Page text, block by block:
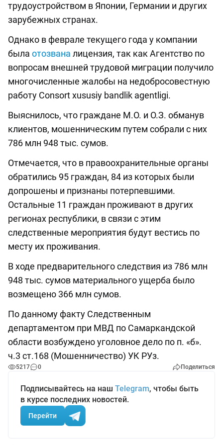
трудоустройством в Японии, Германии и других
зарубежных странах.
Однако в феврале текущего года у компании
была отозвана лицензия, так как Агентство по
вопросам внешней трудовой миграции получило
многочисленные жалобы на недобросовестную
работу Consort xususiy bandlik agentligi.
Выяснилось, что граждане М.О. и О.З. обманув
клиентов, мошенническим путем собрали с них
786 млн 948 тыс. сумов.
Отмечается, что в правоохранительные органы
обратились 95 граждан, 84 из которых были
допрошены и признаны потерпевшими.
Остальные 11 граждан проживают в других
регионах республики, в связи с этим
следственные мероприятия будут вестись по
месту их проживания.
В ходе предварительного следствия из 786 млн
948 тыс. сумов материального ущерба было
возмещено 366 млн сумов.
По данному факту Следственным
департаментом при МВД по Самаркандской
области возбуждено уголовное дело по п. «б».
ч.3 ст.168 (Мошенничество) УК РУз.
5217 0 Поделиться
Подписывайтесь на наш Telegram, чтобы быть
в курсе последних новостей.
Перейти